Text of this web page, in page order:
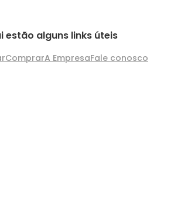
estão alguns links úteis
ComprarA EmpresaFale conosco